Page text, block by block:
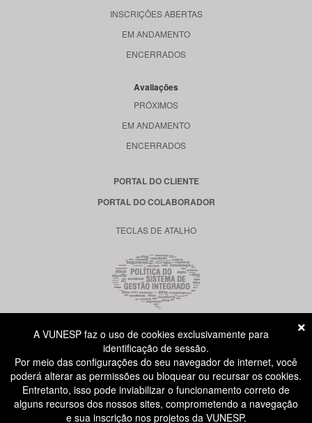
INSCRIÇÕES ABERTAS
EM ANDAMENTO
ENCERRADOS
Avaliações
PRÓXIMOS
EM ANDAMENTO
ENCERRADOS
PORTAL DO CLIENTE
PORTAL DO COLABORADOR
TECLAS DE ATALHO
RUA DONA GERMAINE BURCHARD, 515
ÁGUA BRANCA - SÃO PAULO SP
CEP: 05002-062
ATENDIMENTO AO CANDIDATO
A VUNESP faz o uso de cookies exclusivamente para
identificação de sessão.
Por meio das configurações do seu navegador de internet, você
poderá alterar as permissões ou bloquear ou recursar os cookies.
Entretanto, isso pode inviabilizar o funcionamento correto de
alguns recursos dos nossos sites, comprometendo a navegação
e sua inscrição nos projetos da VUNESP.